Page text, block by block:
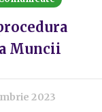
Muncii
2023